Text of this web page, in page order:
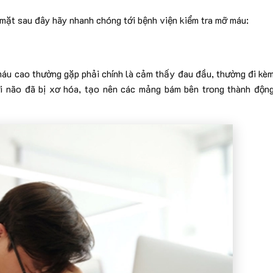
sau đây hãy nhanh chóng tới bệnh viện kiểm tra mỡ máu:
cao thường gặp phải chính là cảm thấy đau đầu, thường đi
đã bị xơ hóa, tạo nên các mảng bám bên trong thành